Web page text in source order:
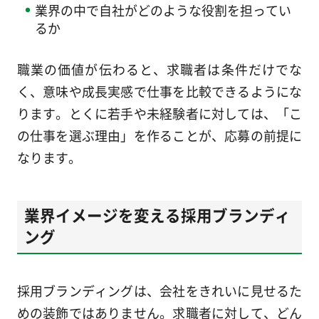
業界の中で自社がどのような役割を担ってい
るか
職業の価値が伝わると、求職者は条件だけでな
く、意味や成長実感で仕事を比較できるようにな
ります。とくに若手や未経験者に対しては、「こ
の仕事を選ぶ理由」を作ることが、応募の前提に
なります。
業界イメージを変える採用ブランディ
ング
採用ブランディングは、会社をきれいに見せるた
めの装飾ではありません。求職者に対して、どん